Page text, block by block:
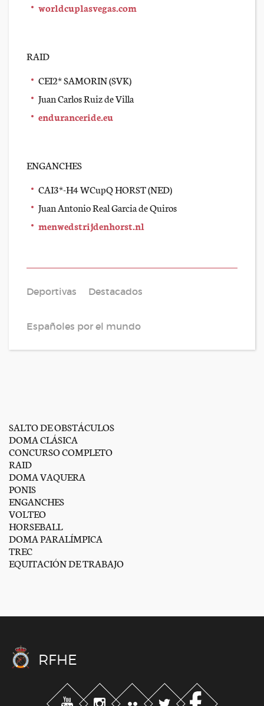
worldcuplasvegas.com
RAID
CEI2* SAMORIN (SVK)
Juan Carlos Ruiz de Villa
enduranceride.eu
ENGANCHES
CAI3*-H4 WCupQ HORST (NED)
Juan Antonio Real Garcia de Quiros
menwedstrijdenhorst.nl
Deportivas Destacados
Españoles por el mundo
SALTO DE OBSTÁCULOS
DOMA CLÁSICA
CONCURSO COMPLETO
RAID
DOMA VAQUERA
PONIS
ENGANCHES
VOLTEO
HORSEBALL
DOMA PARALÍMPICA
TREC
EQUITACIÓN DE TRABAJO
RFHE